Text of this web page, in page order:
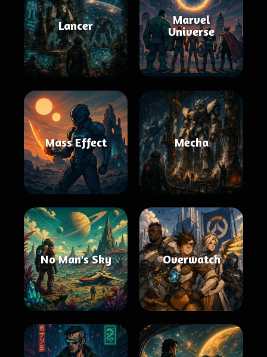
Lancer
Marvel
Universe
Mass Effect Mecha
No Man's Sky Overwatch